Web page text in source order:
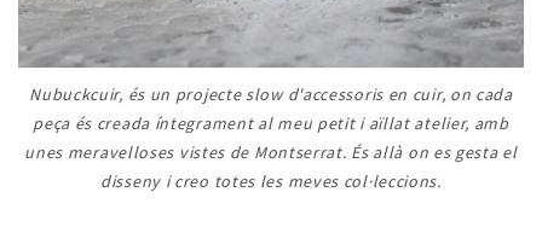
Nubuckcuir, és un projecte slow d'accessoris en cuir, on cada
peça és creada íntegrament al meu petit i aïllat atelier, amb
unes meravelloses vistes de Montserrat. És allà on es gesta el
disseny i creo totes les meves col·leccions.